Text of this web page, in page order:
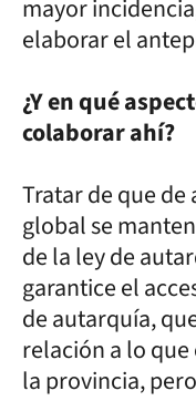
mayor
elaborar el
¿Y en qué
colaborar ahí?
Tratar de que
global se
de la ley de
garantice el
de autarquía,
relación a lo
la provincia,